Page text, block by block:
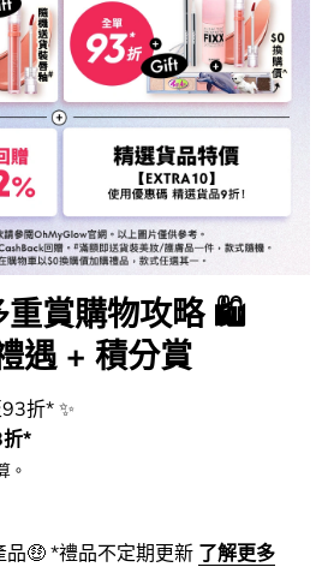
賞購物攻略 🛍️
遇 + 積分賞
折* ✨
*
。
🤑 *禮品不定期更新 了解更多